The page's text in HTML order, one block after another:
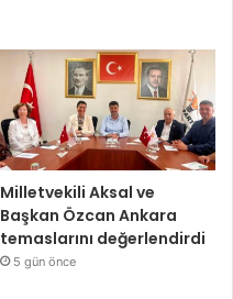
Milletvekili Aksal ve
Başkan Özcan Ankara
temaslarını değerlendirdi
5 gün önce